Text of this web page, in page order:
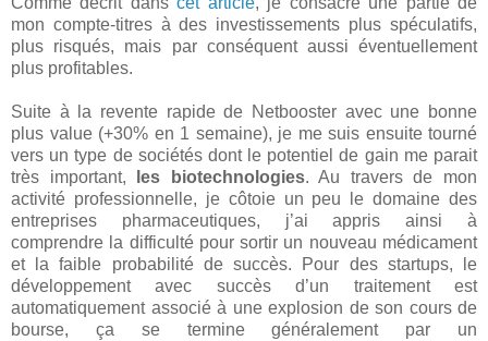
mon compte-titres à des investissements plus spéculatifs,
plus risqués, mais par conséquent aussi éventuellement
plus profitables.
Suite à la revente rapide de Netbooster avec une bonne
plus value (+30% en 1 semaine), je me suis ensuite tourné
vers un type de sociétés dont le potentiel de gain me parait
très important,
les biotechnologies. Au travers de mon
activité professionnelle, je côtoie un peu le domaine des
entreprises pharmaceutiques, j’ai appris ainsi à
comprendre la difficulté pour sortir un nouveau médicament
et la faible probabilité de succès. Pour des startups, le
développement avec succès d’un traitement est
automatiquement associé à une explosion de son cours de
bourse, ça se termine généralement par un